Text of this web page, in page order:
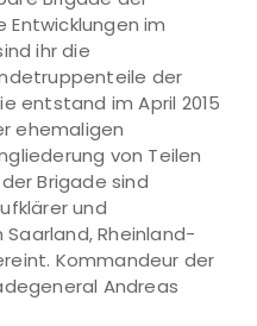
Entwicklungen im
ihr die
der
entstand im April 2015
ehemaligen
von Teilen
Brigade sind
und
Rheinland-
Kommandeur der
Andreas